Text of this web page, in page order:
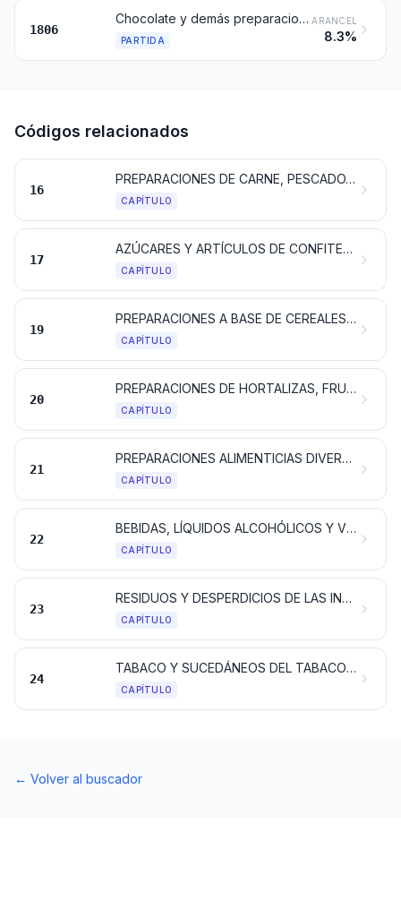
1806
Chocolate y demás preparaciones alimenticias que contengan cacao
PARTIDA
ARANCEL
8.3%
Códigos relacionados
16
PREPARACIONES DE CARNE, PESCADO, CRUSTÁCEOS, MOLUSCOS O DEMÁS INVERTEBRADOS ACUÁTICOS, O DE INSECTOS
CAPÍTULO
17
AZÚCARES Y ARTÍCULOS DE CONFITERÍA
CAPÍTULO
19
PREPARACIONES A BASE DE CEREALES, HARINA, ALMIDÓN, FÉCULA O LECHE; PRODUCTOS DE PASTELERÍA
CAPÍTULO
20
PREPARACIONES DE HORTALIZAS, FRUTAS U OTROS FRUTOS O DEMÁS PARTES DE PLANTAS
CAPÍTULO
21
PREPARACIONES ALIMENTICIAS DIVERSAS
CAPÍTULO
22
BEBIDAS, LÍQUIDOS ALCOHÓLICOS Y VINAGRE
CAPÍTULO
23
RESIDUOS Y DESPERDICIOS DE LAS INDUSTRIAS ALIMENTARIAS; ALIMENTOS PREPARADOS PARA ANIMALES
CAPÍTULO
24
TABACO Y SUCEDÁNEOS DEL TABACO ELABORADOS; PRODUCTOS, INCLUSO CON NICOTINA, DESTINADOS PARA LA INHALACIÓN SIN COMBUSTIÓN; OTROS PRODUCTOS QUE CONTENGAN NICOTINA DESTINADOS PARA LA ABSORCIÓN DE NICOTINA EN EL CUERPO HUMANO
CAPÍTULO
← Volver al buscador